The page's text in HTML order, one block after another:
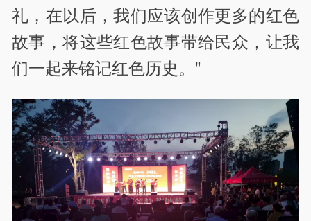
礼，在以后，我们应该创作更多的红色
故事，将这些红色故事带给民众，让我
们一起来铭记红色历史。”